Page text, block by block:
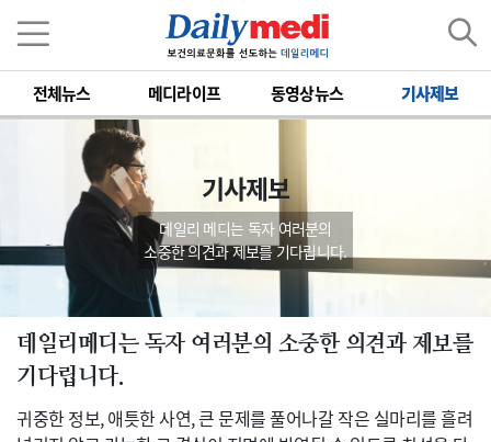
전체뉴스 메디라이프 동영상뉴스 기사제보
기사제보
데일리 메디는 독자 여러분의
소중한 의견과 제보를 기다립니다.
데일리메디는 독자 여러분의 소중한 의견과 제보를
기다립니다.
귀중한 정보, 애틋한 사연, 큰 문제를 풀어나갈 작은 실마리를 흘려